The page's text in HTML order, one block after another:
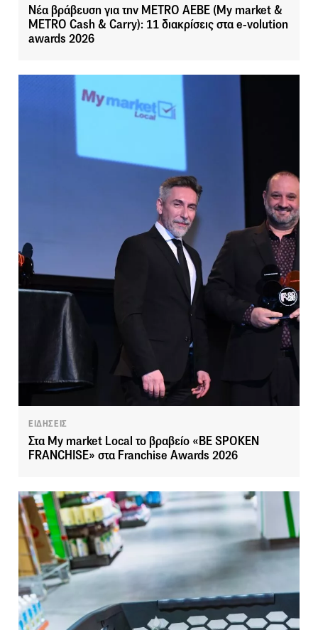
Νέα βράβευση για την METRO AEBE (My market &
METRO Cash & Carry): 11 διακρίσεις στα e-volution
awards 2026
ΕΙΔΗΣΕΙΣ
Στα My market Local το βραβείο «BE SPOKEN
FRANCHISE» στα Franchise Awards 2026